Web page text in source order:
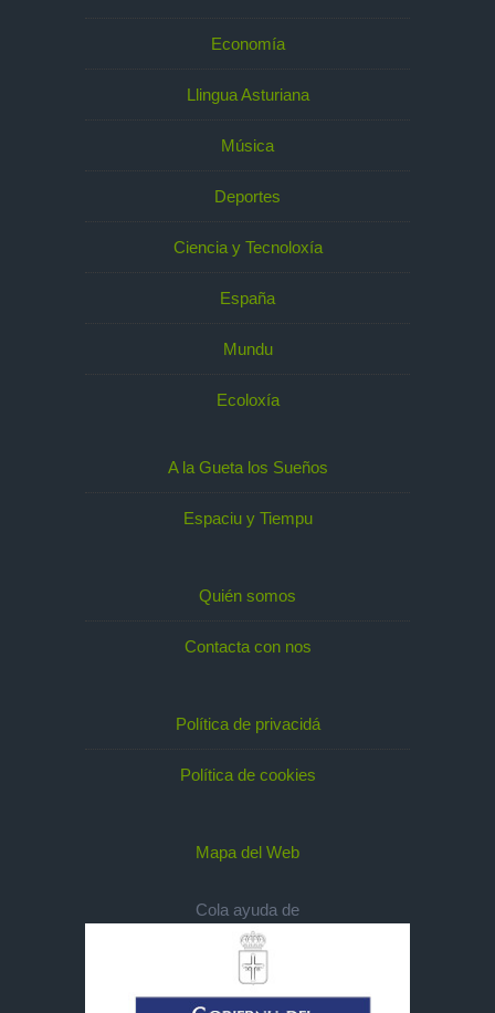
Economía
Llingua Asturiana
Música
Deportes
Ciencia y Tecnoloxía
España
Mundu
Ecoloxía
A la Gueta los Sueños
Espaciu y Tiempu
Quién somos
Contacta con nos
Política de privacidá
Política de cookies
Mapa del Web
Cola ayuda de